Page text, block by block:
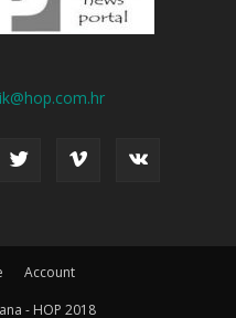
Account
- HOP 2018